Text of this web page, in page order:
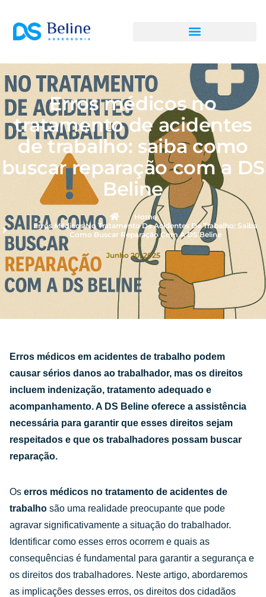
Erros médicos no
tratamento de acidentes
de trabalho: saiba como
buscar reparação com a DS
Beline
Home
Erros Médicos No Tratamento De Acidentes De Trabalho: Saiba
Como Buscar Reparação Com A DS Beline
Junho 20, 2025
Erros médicos em acidentes de trabalho podem
causar sérios danos ao trabalhador, mas os direitos
incluem indenização, tratamento adequado e
acompanhamento. A DS Beline oferece a assistência
necessária para garantir que esses direitos sejam
respeitados e que os trabalhadores possam buscar
reparação.
Os erros médicos no tratamento de acidentes de
trabalho são uma realidade preocupante que pode
agravar significativamente a situação do trabalhador.
Identificar como esses erros ocorrem e quais as
consequências é fundamental para garantir a segurança e
os direitos dos trabalhadores. Neste artigo, abordaremos
as implicações desses erros, os direitos dos cidadãos